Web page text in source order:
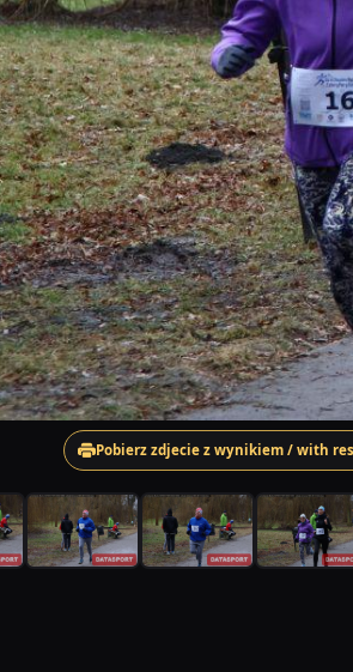
Pobierz zdjecie z wynikiem / with